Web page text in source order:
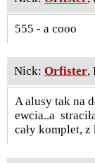
555 - a cooo
Nick: Orfister,
A alusy tak na
ewcia..a
cały komplet,